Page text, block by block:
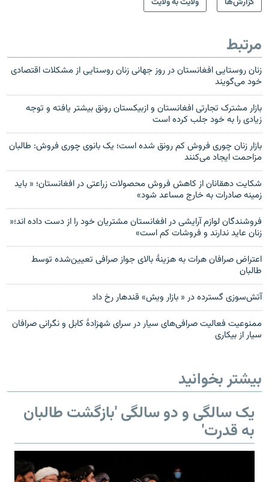
مرتبط
زنان روستایی افغانستان در روز جهانی زنان روستایی از مشکلات اقتصادی
خود می‌گویند
بازار مشترک تجارتی افغانستان و ازبیکستان رونق بیشتر یافته و توجه
زیادی را به خود جلب کرده است
بازار زنان چوری فروش‌ کم رونق شده است؛ یک بانوی چوری فروش: طالبان
مزاحمت ایجاد می‌کنند
شکایت دهقانان از کاهش فروش محصولات زراعتی در افغانستان؛ « باید
زمینه صادرات به خارج مساعد شود»
فروشندگان لوازم آرایشی در افغانستان مشتریان خود را از دست داده اند؛«
زنان عاید ندارند و فروشات کم است»
اعتراض صرافان هرات به هزینۀ بالای جواز صرافی تعیین‌شده توسط
طالبان
آتش‌سوزی گسترده در « بازار ویش» قندهار رخ داد
ممنوعیت فعالیت صرافی‌های سیار در سرای شهزادۀ کابل و نگرانی صرافان
سیار از بیکاری
بیشتر بخوانید
یک سالگی و دو سالگی 'بازگشت طالبان
به قدرت'